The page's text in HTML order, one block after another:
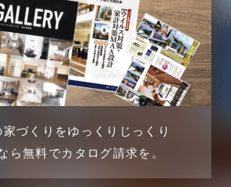
る質問
づくりをゆっくりじっくり
ら無料でカタログ請求を。